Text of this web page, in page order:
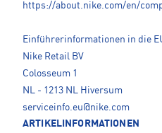
https://about.nike.com/en/
Einführerinformationen in die
Nike Retail BV
Colosseum 1
NL - 1213 NL Hiversum
serviceinfo.eu@nike.com
ARTIKELINFORMATIONEN